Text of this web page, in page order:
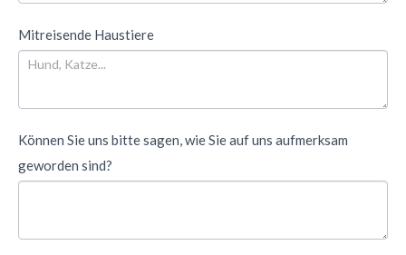
Mitreisende Haustiere
Können Sie uns bitte sagen, wie Sie auf uns aufmerksam
geworden sind?